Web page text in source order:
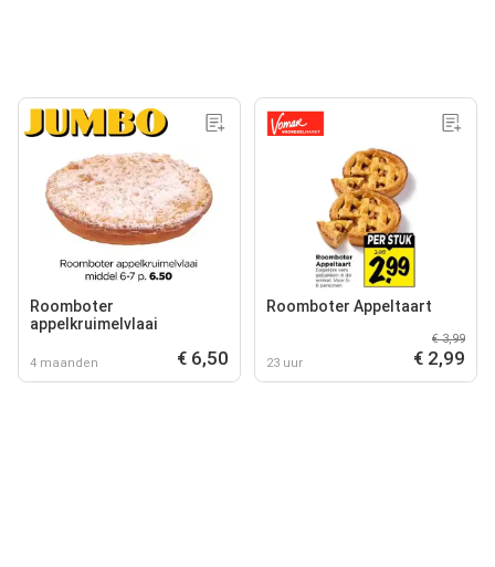
Roomboter
appelkruimelvlaai
4 maanden € 6,50
Roomboter Appeltaart
23 uur
€ 3,99
€ 2,99